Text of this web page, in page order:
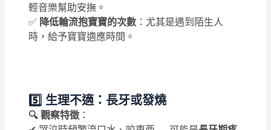
輕音樂幫助安撫。
✅ 降低輪流抱寶寶的次數 ：尤其是遇到陌生人
時，給予寶寶適應時間。
5️⃣ 生理不適：長牙或發燒
🔍 觀察特徵 ：